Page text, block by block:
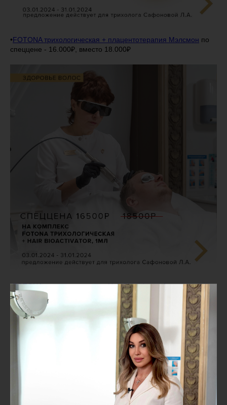
•FOTONA трихологическая + плацентотерапия Мэлсмон по
спеццене - 16.000₽, вместо 18.000₽
•FOTONA трихологическая + Hair Bioactivator 1 млпо
спеццене - 16.500₽, вместо 18.500₽